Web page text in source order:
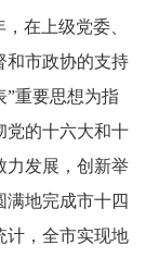
在上级党委、
和市政协的支持
”重要思想为指
党的十六大和十
力发展，创新举
满地完成市十四
计，全市实现地